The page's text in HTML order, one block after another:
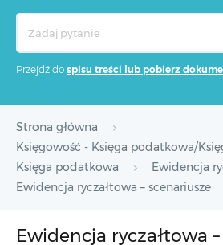
Przejdź do spisu treści lub pobierz
Strona główna
Księgowość - Księga podatkowa/
Księga podatkowa
Ewidencja
Ewidencja ryczałtowa – scenariusze
Ewidencja ryczałtowa